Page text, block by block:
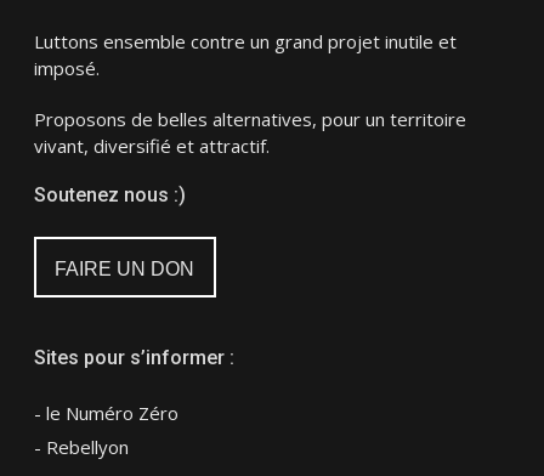
Luttons ensemble contre un grand projet inutile et
imposé.
Proposons de belles alternatives, pour un territoire
vivant, diversifié et attractif.
Soutenez nous :)
FAIRE UN DON
Sites pour s’informer :
- le Numéro Zéro
- Rebellyon